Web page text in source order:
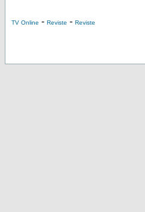
TV Online - Reviste - Reviste